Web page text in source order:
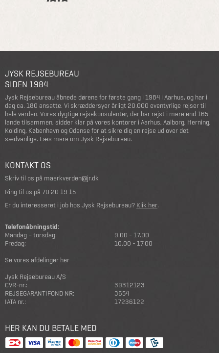
JYSK REJSEBUREAU
SIDEN 1984
Jysk Rejsebureau åbnede dørene for første gang i 1984 i Aarhus, og har i
dag ca. 180 ansatte. Vi skræddersyer årligt 20.000 eventyrlige rejser til
hele verden. Vores dygtige rejsekonsulenter, der har rejst i mere end 165
lande tilsammen, sidder klar på vores kontorer i Aarhus, Aalborg, Herning,
Kolding, København og Odense for at sikre dig en rejse ud over det
sædvanlige. Læs mere om Jysk Rejsebureau.
KONTAKT OS
Skriv til os på maerkverden@jr.dk
Ring til os på 70 20 19 15
Er du interesseret i job hos Jysk Rejsebureau? Klik her.
Telefonåbningstid:
Mandag – torsdag:
9.00 - 17.00
Fredag:
10.00 - 17.00
Se vores afdelinger her
Jysk Rejsebureau A/S
CVR-nr.:
39312123
REJSEGARANTIFOND NR:
3654
IATA nr.:
17236122
HER KAN DU BETALE MED